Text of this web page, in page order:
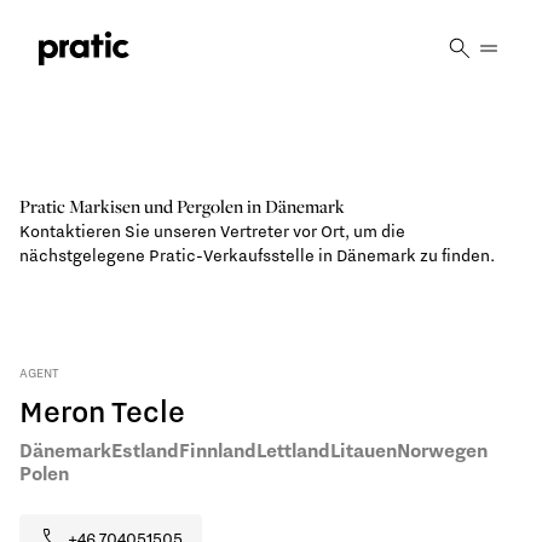
Pratic Markisen und Pergolen in Dänemark
Kontaktieren Sie unseren Vertreter vor Ort, um die
nächstgelegene Pratic-Verkaufsstelle in Dänemark zu finden.
AGENT
Meron Tecle
DänemarkEstlandFinnlandLettlandLitauenNorwegen
Polen